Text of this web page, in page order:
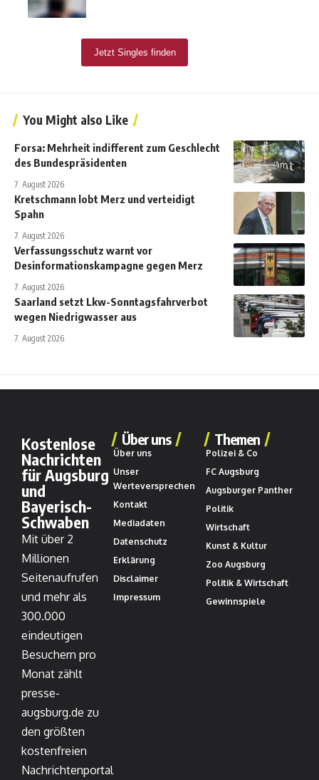
You Might also Like
Forsa: Mehrheit indifferent zum Geschlecht
des Bundespräsidenten
7. August 2026
Kretschmann lobt Merz und verteidigt
Spahn
7. August 2026
Verfassungsschutz warnt vor
Desinformationskampagne gegen Merz
7. August 2026
Saarland setzt Lkw-Sonntagsfahrverbot
wegen Niedrigwasser aus
7. August 2026
Kostenlose
Nachrichten
für Augsburg
und
Bayerisch-
Schwaben
Mit über 2
Millionen
Seitenaufrufen
und mehr als
300.000
eindeutigen
Besuchern pro
Monat zählt
presse-
augsburg.de zu
den größten
kostenfreien
Nachrichtenportal
Über uns
Über uns
Unser
Werteversprechen
Kontakt
Mediadaten
Datenschutz
Erklärung
Disclaimer
Impressum
Themen
Polizei & Co
FC Augsburg
Augsburger Panther
Politik
Wirtschaft
Kunst & Kultur
Zoo Augsburg
Politik & Wirtschaft
Gewinnspiele